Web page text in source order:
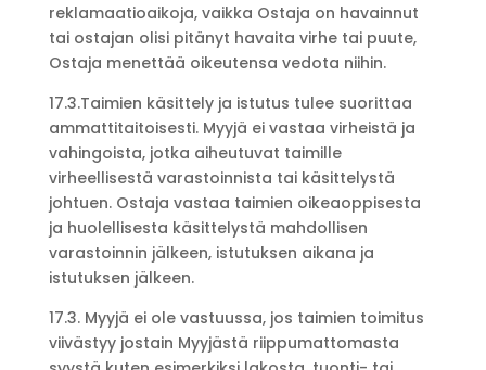
reklamaatioaikoja, vaikka Ostaja on havainnut
tai ostajan olisi pitänyt havaita virhe tai puute,
Ostaja menettää oikeutensa vedota niihin.
17.3.Taimien käsittely ja istutus tulee suorittaa
ammattitaitoisesti. Myyjä ei vastaa virheistä ja
vahingoista, jotka aiheutuvat taimille
virheellisestä varastoinnista tai käsittelystä
johtuen. Ostaja vastaa taimien oikeaoppisesta
ja huolellisesta käsittelystä mahdollisen
varastoinnin jälkeen, istutuksen aikana ja
istutuksen jälkeen.
17.3. Myyjä ei ole vastuussa, jos taimien toimitus
viivästyy jostain Myyjästä riippumattomasta